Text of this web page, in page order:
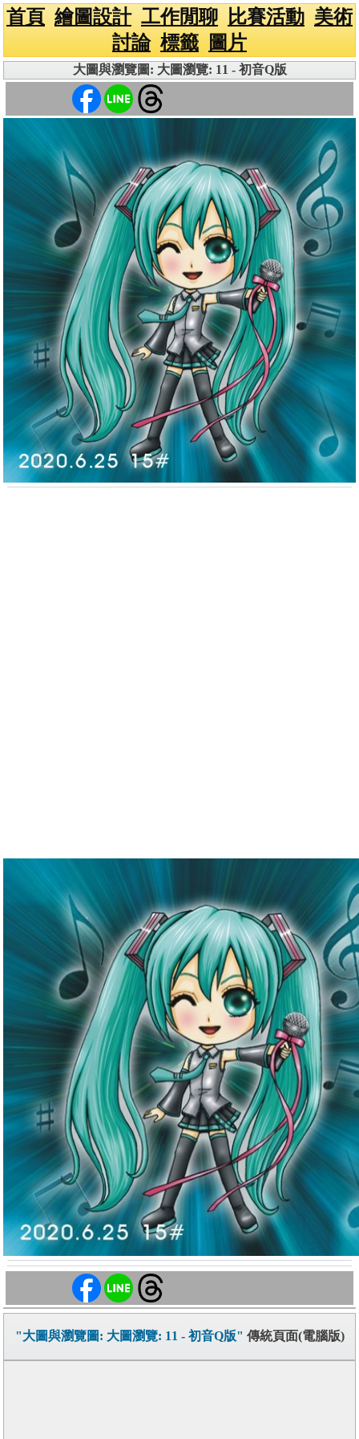
首頁 繪圖設計 工作閒聊 比賽活動 美術
討論 標籤 圖片
大圖與瀏覽圖: 大圖瀏覽: 11 - 初音Q版
"大圖與瀏覽圖: 大圖瀏覽: 11 - 初音Q版" 傳統頁面(電腦版)